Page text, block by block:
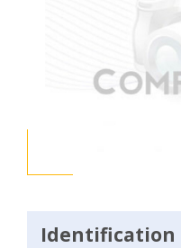
Identification